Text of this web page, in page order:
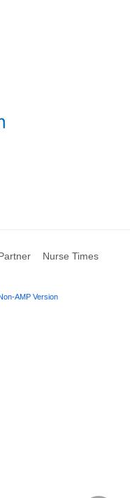
Nurse Times
AMP Version